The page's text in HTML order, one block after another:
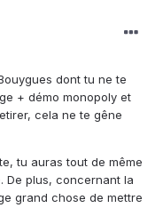
dont tu ne te
+ démo monopoly et
cela ne te gêne
tu auras tout de même
De plus, concernant la
grand chose de mettre